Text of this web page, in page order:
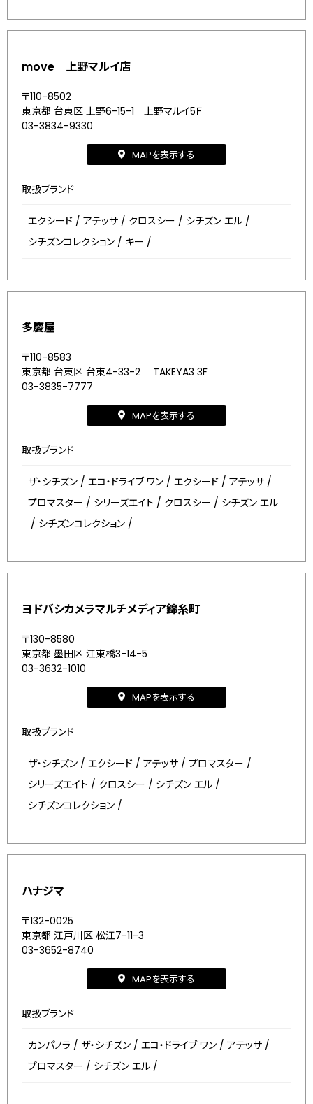
move 上野マルイ店
〒110-8502
東京都 台東区 上野6-15-1 上野マルイ5Ｆ
03-3834-9330
MAPを表示する
取扱ブランド
エクシード / アテッサ / クロスシー / シチズン エル /
シチズンコレクション / キー /
多慶屋
〒110-8583
東京都 台東区 台東4-33-2 TAKEYA3 3F
03-3835-7777
MAPを表示する
取扱ブランド
ザ・シチズン / エコ・ドライブ ワン / エクシード / アテッサ /
プロマスター / シリーズエイト / クロスシー / シチズン エル
/ シチズンコレクション /
ヨドバシカメラマルチメディア錦糸町
〒130-8580
東京都 墨田区 江東橋3-14-5
03-3632-1010
MAPを表示する
取扱ブランド
ザ・シチズン / エクシード / アテッサ / プロマスター /
シリーズエイト / クロスシー / シチズン エル /
シチズンコレクション /
ハナジマ
〒132-0025
東京都 江戸川区 松江7-11-3
03-3652-8740
MAPを表示する
取扱ブランド
カンパノラ / ザ・シチズン / エコ・ドライブ ワン / アテッサ /
プロマスター / シチズン エル /